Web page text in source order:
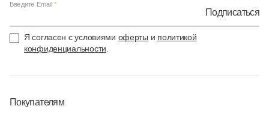
Введите Email
Подписаться
Я согласен с условиями оферты и политикой
конфиденциальности
Покупателям